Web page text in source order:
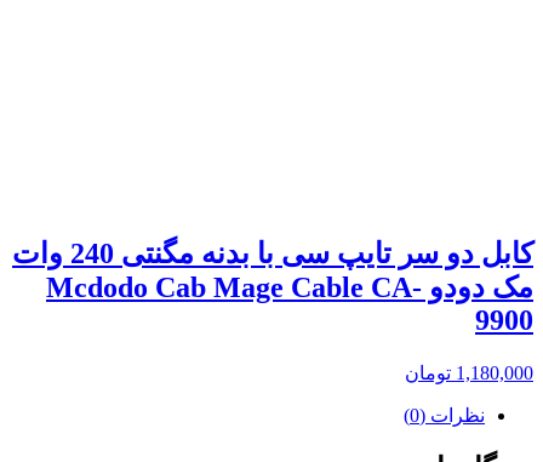
کابل دو سر تایپ سی با بدنه مگنتی 240 وات
مک دودو Mcdodo Cab Mage Cable CA-
9900
1,180,000 تومان
نظرات (0)